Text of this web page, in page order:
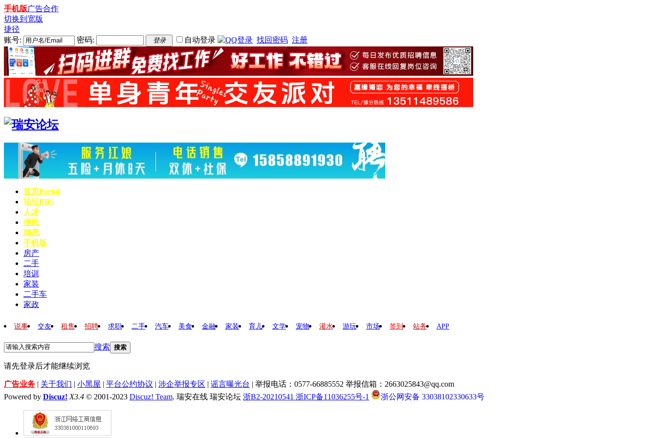
手机版广告合作
切换到宽版
捷径
账号:
密码: 登录 自动登录 找回密码 注册
首页Portal
论坛BBS
人才
便民
婚恋
手机版
房产
二手
培训
家装
二手车
家政
说事 交友 租售 招聘 求职 二手 汽车 美食 金融 家装 育儿 文学 宠物 灌水 游玩 市场 签到 站务 APP
搜索 搜索
请先登录后才能继续浏览
广告业务 | 关于我们 | 小黑屋 | 平台公约协议 | 涉企举报专区 | 谣言曝光台 | 举报电话：0577-66885552 举报信箱：2663025843@qq.com
Powered by Discuz! X3.4 © 2001-2023 Discuz! Team. 瑞安在线 瑞安论坛 浙B2-20210541 浙ICP备11036255号-1 浙公网安备 33038102330633号